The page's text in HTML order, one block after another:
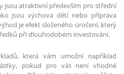
jsou atraktivní především pro střední
jsou výchova dětí nebo příprava
je efekt složeného úročení, který
při dlouhodobém investování.
která vám umožní například
pokud pro vás není vhodné